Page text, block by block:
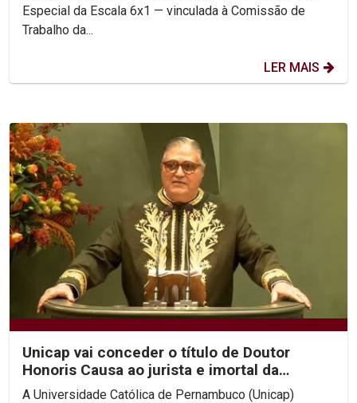
Especial da Escala 6x1 — vinculada à Comissão de
Trabalho da...
LER MAIS
Unicap vai conceder o título de Doutor
Honoris Causa ao jurista e imortal da
Academia Brasileira...
A Universidade Católica de Pernambuco (Unicap)